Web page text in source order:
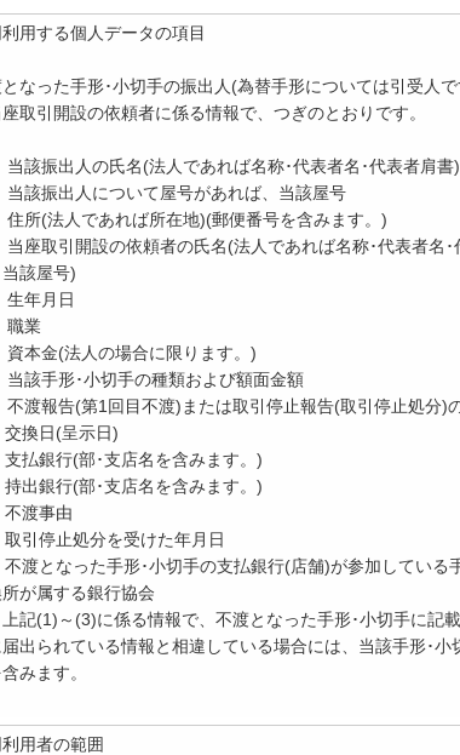
用する個人データの項目
なった手形･小切手の振出人(為替手形については引受人
取引開設の依頼者に係る情報で、つぎのとおりです。
該振出人の氏名(法人であれば名称･代表者名･代表者肩書)
該振出人について屋号があれば、当該屋号
所(法人であれば所在地)(郵便番号を含みます。)
座取引開設の依頼者の氏名(法人であれば名称･代表者名･
該屋号)
年月日
業
本金(法人の場合に限ります。)
該手形･小切手の種類および額面金額
渡報告(第1回目不渡)または取引停止報告(取引停止処分)
交換日(呈示日)
支払銀行(部･支店名を含みます。)
持出銀行(部･支店名を含みます。)
不渡事由
取引停止処分を受けた年月日
不渡となった手形･小切手の支払銀行(店舗)が参加している
が属する銀行協会
記(1)～(3)に係る情報で、不渡となった手形･小切手に記
出られている情報と相違している場合には、当該手形･小
みます。
用者の範囲